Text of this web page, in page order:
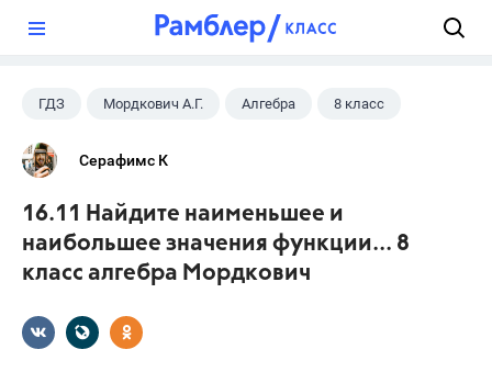
ГДЗ Мордкович А.Г. Алгебра 8 класс
Серафимс К
16.11 Найдите наименьшее и
наибольшее значения функции... 8
класс алгебра Мордкович